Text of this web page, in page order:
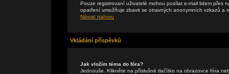
Pouze registrovaní uživatelé mohou posílat e-mail lidem přes
opatření umožňuje zbavit se otravných anonymních vzkazů a
Návrat nahoru
Vkládání příspěvků
Jak vložím téma do fóra?
Jednouše. Klikněte na příslušné tlačítko na obrazovce fóra